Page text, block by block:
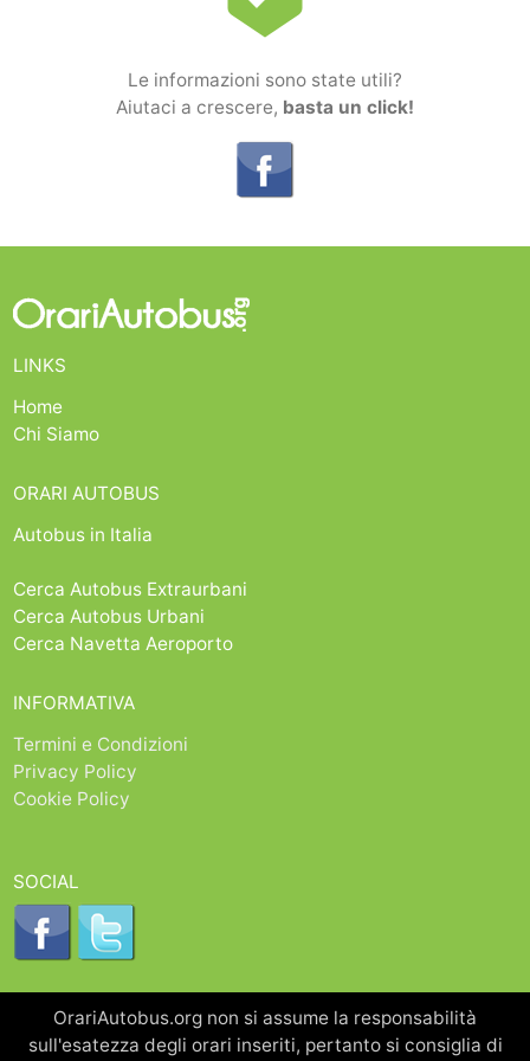
Le informazioni sono state utili?
Aiutaci a crescere, basta un click!
LINKS
Home
Chi Siamo
ORARI AUTOBUS
Autobus in Italia
Cerca Autobus Extraurbani
Cerca Autobus Urbani
Cerca Navetta Aeroporto
INFORMATIVA
Termini e Condizioni
Privacy Policy
Cookie Policy
SOCIAL
OrariAutobus.org non si assume la responsabilità
sull'esatezza degli orari inseriti, pertanto si consiglia di